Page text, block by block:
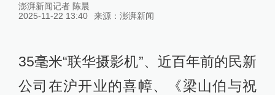
澎湃新闻记者 陈晨
2025-11-22 13:40
来源： 澎湃新闻
35毫米“联华摄影机”、近百年前的民新
公司在沪开业的喜幛、《梁山伯与祝